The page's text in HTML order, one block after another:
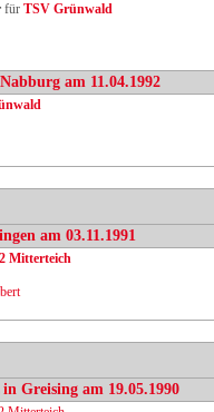
für TSV Grünwald
am 11.04.1992
am 03.11.1991
Mitterteich
Greising am 19.05.1990